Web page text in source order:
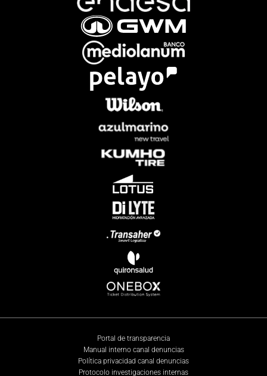
Portal de transparencia
Manual interno canal denuncias
Política privacidad canal denuncias
Protocolo investigaciones internas